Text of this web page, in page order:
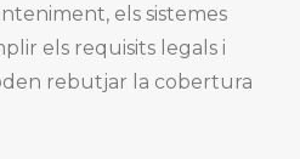
els sistemes
els requisits legals i
rebutjar la cobertura